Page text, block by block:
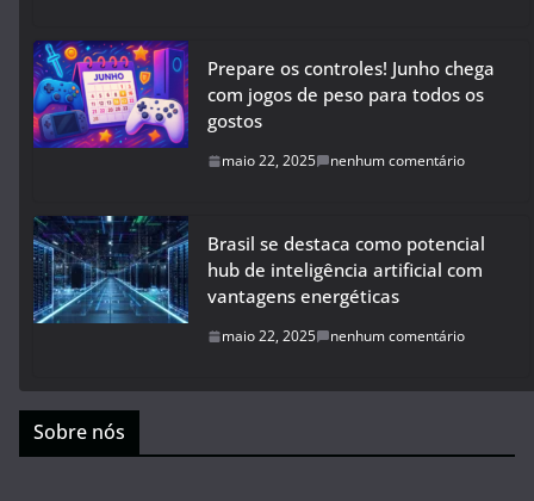
Prepare os controles! Junho chega
com jogos de peso para todos os
gostos
maio 22, 2025 nenhum comentário
Brasil se destaca como potencial
hub de inteligência artificial com
vantagens energéticas
maio 22, 2025 nenhum comentário
Sobre nós